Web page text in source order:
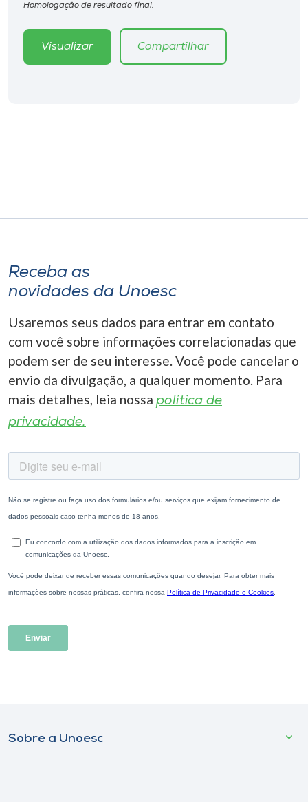
Homologação de resultado final.
Visualizar Compartilhar
Receba as
novidades da Unoesc
Usaremos seus dados para entrar em contato
com você sobre informações correlacionadas que
podem ser de seu interesse. Você pode cancelar o
envio da divulgação, a qualquer momento. Para
mais detalhes, leia nossa política de
privacidade.
Sobre a Unoesc